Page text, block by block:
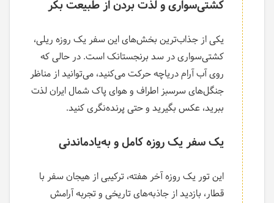
کشتی‌سواری و لذت بردن از طبیعت بکر
یکی از جذاب‌ترین بخش‌های این سفر یک روزه ریلی،
کشتی‌سواری در سد برنجستانک است. در حالی که
روی آب آرام دریاچه حرکت می‌کنید، می‌توانید از مناظر
جنگل‌های سرسبز اطراف و هوای پاک شمال ایران لذت
ببرید، عکس بگیرید و حتی پرنده‌نگری کنید.
یک سفر یک روزه کامل و به‌یادماندنی
این تور یک روزه آخر هفته، ترکیبی از هیجان سفر با
قطار، بازدید از جاذبه‌های تاریخی و تجربه آرامش